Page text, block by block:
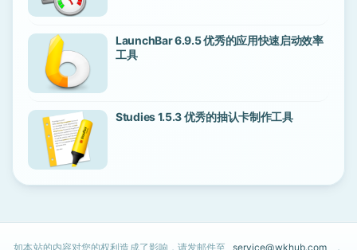
LaunchBar 6.9.5 优秀的应用快速启动效率
工具
Studies 1.5.3 优秀的抽认卡制作工具
如本站的内容对您的权利造成了影响，请发邮件至 service@wkhub.com ，